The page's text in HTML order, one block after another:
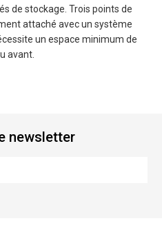
de stockage. Trois points de
attaché avec un système
un espace minimum de
avant.
newsletter